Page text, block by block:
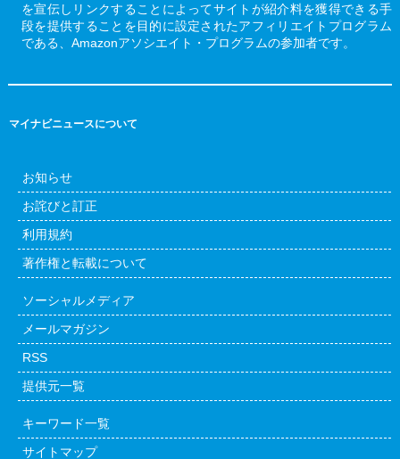
を宣伝しリンクすることによってサイトが紹介料を獲得できる手
段を提供することを目的に設定されたアフィリエイトプログラム
である、Amazonアソシエイト・プログラムの参加者です。
マイナビニュースについて
お知らせ
お詫びと訂正
利用規約
著作権と転載について
ソーシャルメディア
メールマガジン
RSS
提供元一覧
キーワード一覧
サイトマップ